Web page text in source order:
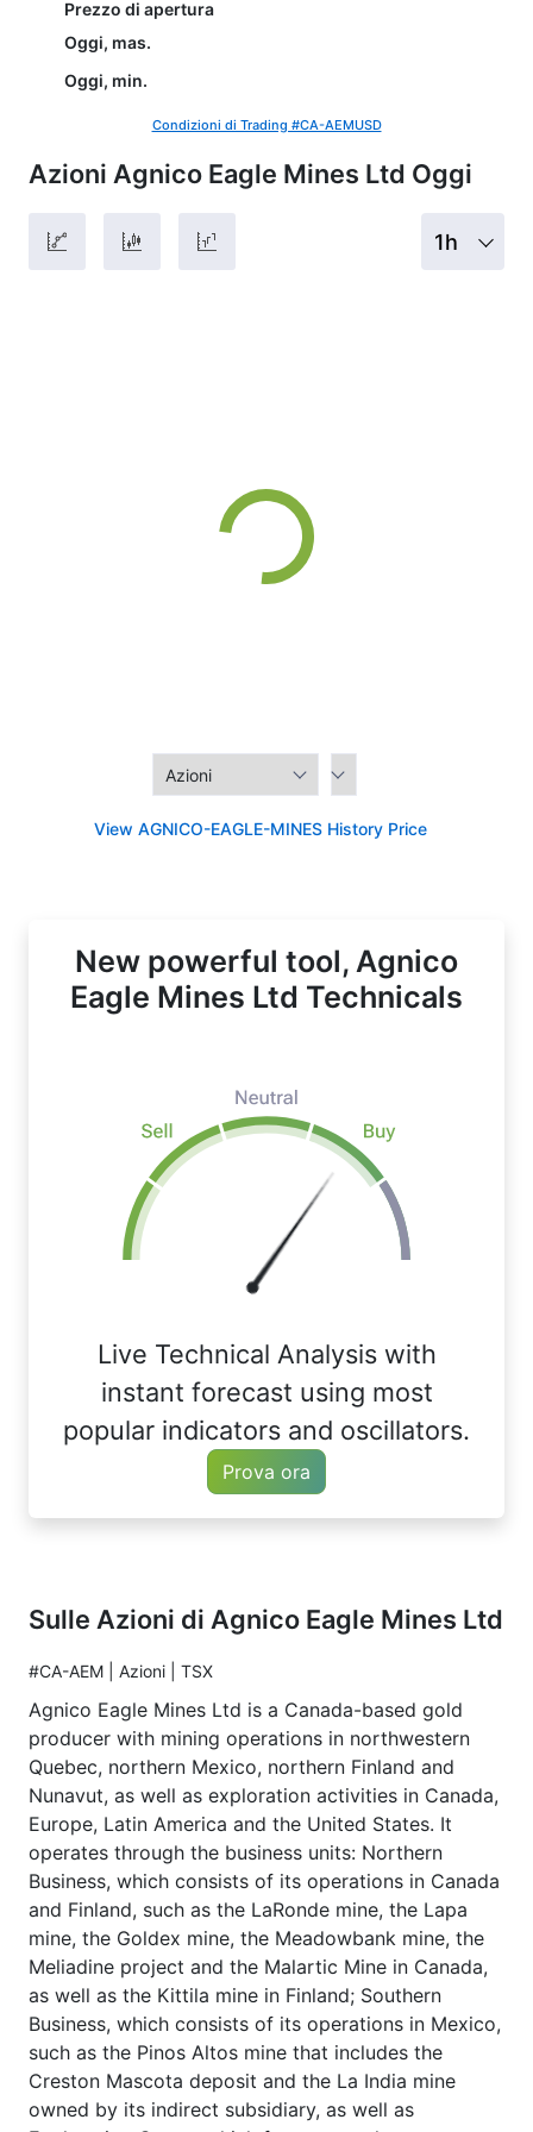
Azioni Agnico Eagle Mines Ltd Oggi
1h
View AGNICO-EAGLE-MINES History Price
Prezzo di apertura
Oggi, mas.
Oggi, min.
Condizioni di Trading #CA-AEMUSD
New powerful tool, Agnico
Eagle Mines Ltd Technicals
Live Technical Analysis with
instant forecast using most
popular indicators and oscillators.
Prova ora
Sulle Azioni di Agnico Eagle Mines Ltd
#CA-AEM | Azioni | TSX
Agnico Eagle Mines Ltd is a Canada-based gold
producer with mining operations in northwestern
Quebec, northern Mexico, northern Finland and
Nunavut, as well as exploration activities in Canada,
Europe, Latin America and the United States. It
operates through the business units: Northern
Business, which consists of its operations in Canada
and Finland, such as the LaRonde mine, the Lapa
mine, the Goldex mine, the Meadowbank mine, the
Meliadine project and the Malartic Mine in Canada,
as well as the Kittila mine in Finland; Southern
Business, which consists of its operations in Mexico,
such as the Pinos Altos mine that includes the
Creston Mascota deposit and the La India mine
owned by its indirect subsidiary, as well as